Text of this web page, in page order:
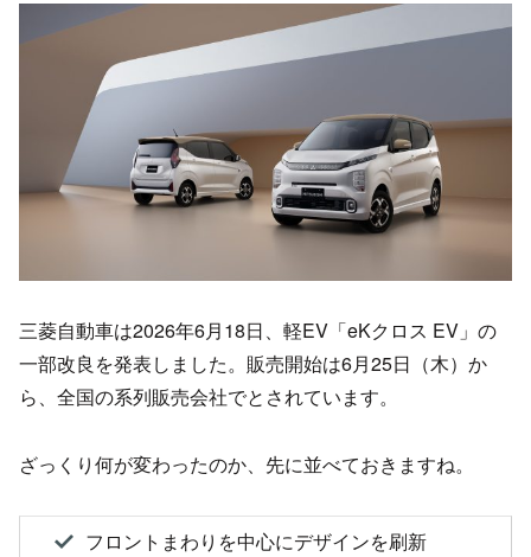
三菱自動車は2026年6月18日、軽EV「eKクロス EV」の
一部改良を発表しました。販売開始は6月25日（木）か
ら、全国の系列販売会社でとされています。
ざっくり何が変わったのか、先に並べておきますね。
フロントまわりを中心にデザインを刷新